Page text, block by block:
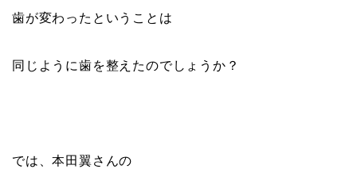
歯が変わったということは
同じように歯を整えたのでしょうか？
では、本田翼さんの